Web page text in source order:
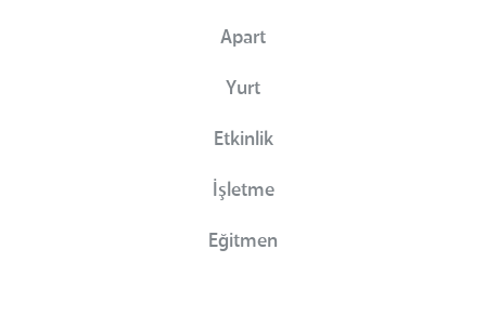
Apart
Yurt
Etkinlik
İşletme
Eğitmen